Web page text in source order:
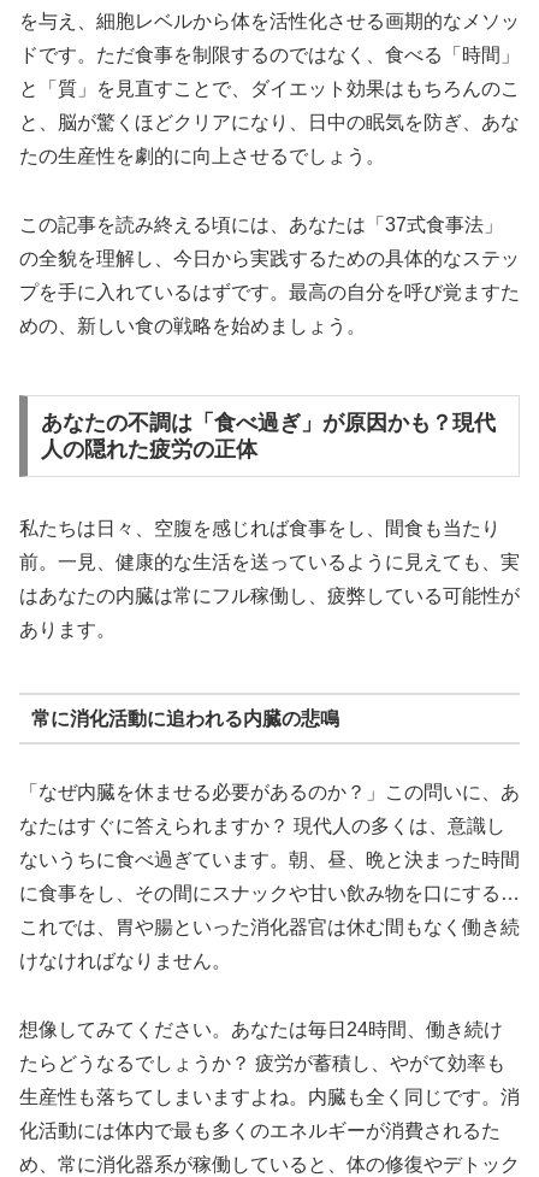
を与え、細胞レベルから体を活性化させる画期的なメソッ
ドです。ただ食事を制限するのではなく、食べる「時間」
と「質」を見直すことで、ダイエット効果はもちろんのこ
と、脳が驚くほどクリアになり、日中の眠気を防ぎ、あな
たの生産性を劇的に向上させるでしょう。
この記事を読み終える頃には、あなたは「37式食事法」
の全貌を理解し、今日から実践するための具体的なステッ
プを手に入れているはずです。最高の自分を呼び覚ますた
めの、新しい食の戦略を始めましょう。
あなたの不調は「食べ過ぎ」が原因かも？現代
人の隠れた疲労の正体
私たちは日々、空腹を感じれば食事をし、間食も当たり
前。一見、健康的な生活を送っているように見えても、実
はあなたの内臓は常にフル稼働し、疲弊している可能性が
あります。
常に消化活動に追われる内臓の悲鳴
「なぜ内臓を休ませる必要があるのか？」この問いに、あ
なたはすぐに答えられますか？ 現代人の多くは、意識し
ないうちに食べ過ぎています。朝、昼、晩と決まった時間
に食事をし、その間にスナックや甘い飲み物を口にする…
これでは、胃や腸といった消化器官は休む間もなく働き続
けなければなりません。
想像してみてください。あなたは毎日24時間、働き続け
たらどうなるでしょうか？ 疲労が蓄積し、やがて効率も
生産性も落ちてしまいますよね。内臓も全く同じです。消
化活動には体内で最も多くのエネルギーが消費されるた
め、常に消化器系が稼働していると、体の修復やデトック